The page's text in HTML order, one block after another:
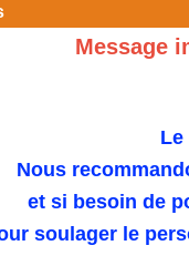
Message
Nous
et si besoin de
soulager le